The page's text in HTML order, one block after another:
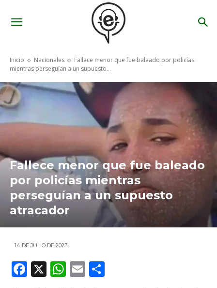
Inicio Nacionales
Fallece menor que fue baleado por policías
mientras perseguían a un supuesto...
Fallece menor que fue baleado
por policías mientras
perseguían a un supuesto
atracador
14 DE JULIO DE 2023
F
X
W E